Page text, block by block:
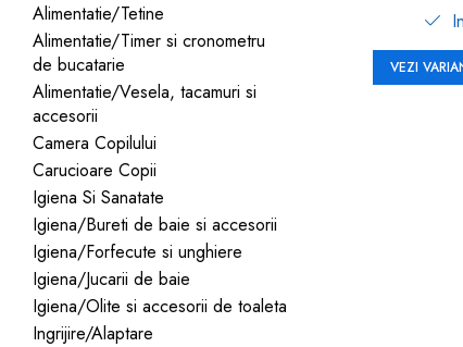
Suzete bebe
Termometre copii
Căști antifonice copii și
dopuri de urechi
Produse îngrijire copii
Igiena copii
Alimentatie/Tetine
Alimentatie/Timer si cronometru
de bucatarie
Alimentatie/Vesela, tacamuri si
accesorii
Camera Copilului
Carucioare Copii
Igiena Si Sanatate
Igiena/Bureti de baie si accesorii
Igiena/Forfecute si unghiere
Igiena/Jucarii de baie
Igiena/Olite si accesorii de toaleta
Ingrijire/Alaptare
VEZI